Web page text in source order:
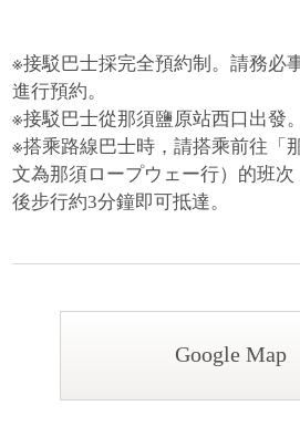
※接駁巴士採完全預約制。請務必
進行預約。
※接駁巴士從那須鹽原站西口出發。​
※搭乘路線巴士時，請搭乘前往「
文為那須ロープウェー行）的班
後步行約3分鐘即可抵達。
Google Map